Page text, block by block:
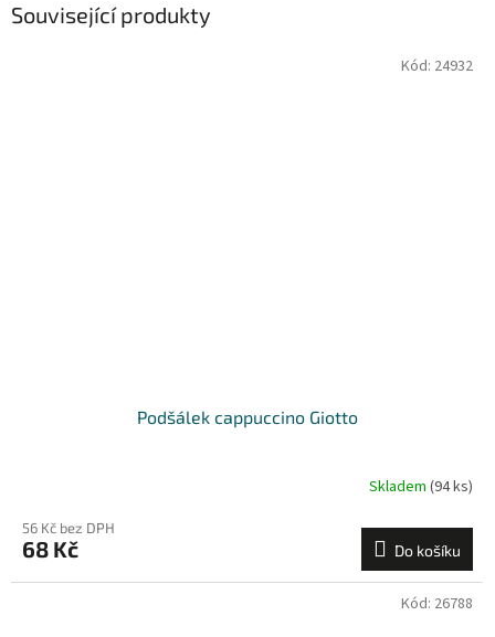
Související produkty
Podšálek cappuccino Giotto
Skladem (94 ks)
56 Kč bez DPH
68 Kč Do košíku
Kód: 24932
Kód: 26788